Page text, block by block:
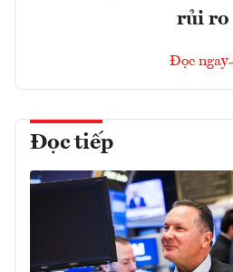
rủi ro
Đọc ngay
Đọc tiếp